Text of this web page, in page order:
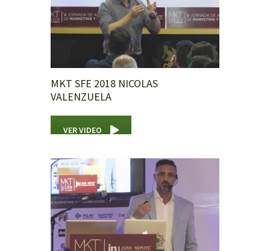
MKT SFE 2018 NICOLAS
VALENZUELA
VER VIDEO